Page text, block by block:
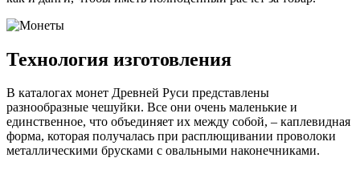
Технология изготовления
В каталогах монет Древней Руси представлены
разнообразные чешуйки. Все они очень маленькие и
единственное, что объединяет их между собой, – каплевидная
форма, которая получалась при расплющивании проволоки
металлическими брусками с овальными наконечниками.